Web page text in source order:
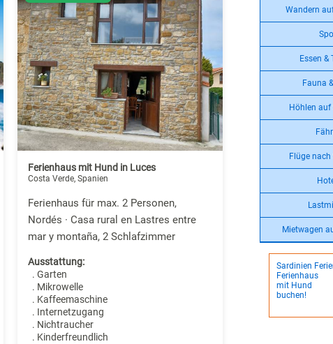
Wandern
Essen &
Fauna
Höhlen auf
Flüge
Mietwagen
Sardinien
Ferienhaus
mit Hund
buchen!
Ferienhaus mit Hund in Luces
Costa Verde, Spanien
Ferienhaus für max. 2 Personen,
Nordés · Casa rural en Lastres entre
mar y montaña, 2 Schlafzimmer
Ausstattung:
. Garten
. Mikrowelle
. Kaffeemaschine
. Internetzugang
. Nichtraucher
. Kinderfreundlich